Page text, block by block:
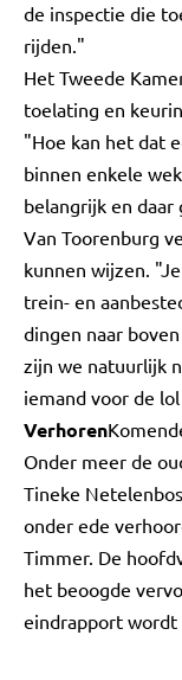
de inspectie die
rijden."
Het Tweede
toelating en
"Hoe kan het dat
binnen enkele
belangrijk en daar
Van Toorenburg
kunnen wijzen.
trein- en
dingen naar
zijn we natuurlijk
iemand voor de
Verhoren
Onder meer de
Tineke
onder ede
Timmer. De
het beoogde
eindrapport wordt